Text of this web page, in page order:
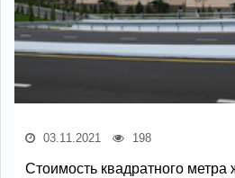
03.11.2021 198
Стоимость квадратного